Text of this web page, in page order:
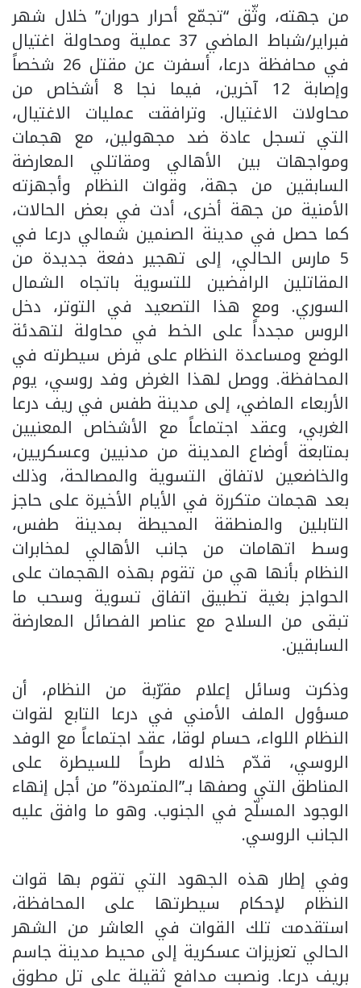
من جهته، وثّق “تجمّع أحرار حوران” خلال شهر
فبراير/شباط الماضي 37 عملية ومحاولة اغتيال
في محافظة درعا، أسفرت عن مقتل 26 شخصاً
وإصابة 12 آخرين، فيما نجا 8 أشخاص من
محاولات الاغتيال. وترافقت عمليات الاغتيال،
التي تسجل عادة ضد مجهولين، مع هجمات
ومواجهات بين الأهالي ومقاتلي المعارضة
السابقين من جهة، وقوات النظام وأجهزته
الأمنية من جهة أخرى، أدت في بعض الحالات،
كما حصل في مدينة الصنمين شمالي درعا في
5 مارس الحالي، إلى تهجير دفعة جديدة من
المقاتلين الرافضين للتسوية باتجاه الشمال
السوري. ومع هذا التصعيد في التوتر، دخل
الروس مجدداً على الخط في محاولة لتهدئة
الوضع ومساعدة النظام على فرض سيطرته في
المحافظة. ووصل لهذا الغرض وفد روسي، يوم
الأربعاء الماضي، إلى مدينة طفس في ريف درعا
الغربي، وعقد اجتماعاً مع الأشخاص المعنيين
بمتابعة أوضاع المدينة من مدنيين وعسكريين،
والخاضعين لاتفاق التسوية والمصالحة، وذلك
بعد هجمات متكررة في الأيام الأخيرة على حاجز
التابلين والمنطقة المحيطة بمدينة طفس،
وسط اتهامات من جانب الأهالي لمخابرات
النظام بأنها هي من تقوم بهذه الهجمات على
الحواجز بغية تطبيق اتفاق تسوية وسحب ما
تبقى من السلاح مع عناصر الفصائل المعارضة
السابقين.
وذكرت وسائل إعلام مقرّبة من النظام، أن
مسؤول الملف الأمني في درعا التابع لقوات
النظام اللواء، حسام لوقا، عقد اجتماعاً مع الوفد
الروسي، قدّم خلاله طرحاً للسيطرة على
المناطق التي وصفها بـ”المتمردة” من أجل إنهاء
الوجود المسلّح في الجنوب. وهو ما وافق عليه
الجانب الروسي.
وفي إطار هذه الجهود التي تقوم بها قوات
النظام لإحكام سيطرتها على المحافظة،
استقدمت تلك القوات في العاشر من الشهر
الحالي تعزيزات عسكرية إلى محيط مدينة جاسم
بريف درعا. ونصبت مدافع ثقيلة على تل مطوق